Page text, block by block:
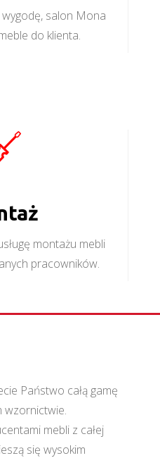
salon Mona
do klienta.
montażu mebli
pracowników.
Państwo całą gamę
mebli z całej
się wysokim